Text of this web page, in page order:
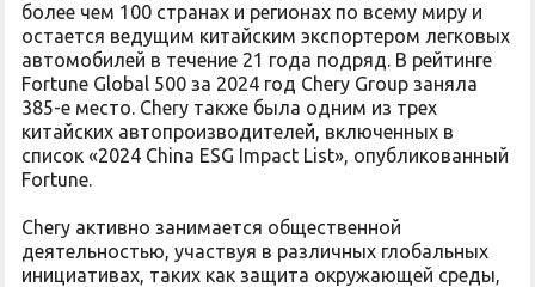
более чем 100 странах и регионах по всему миру и
остается ведущим китайским экспортером легковых
автомобилей в течение 21 года подряд. В рейтинге
Fortune Global 500 за 2024 год Chery Group заняла
385-е место. Chery также была одним из трех
китайских автопроизводителей, включенных в
список «2024 China ESG Impact List», опубликованный
Fortune.
Chery активно занимается общественной
деятельностью, участвуя в различных глобальных
инициативах, таких как защита окружающей среды,